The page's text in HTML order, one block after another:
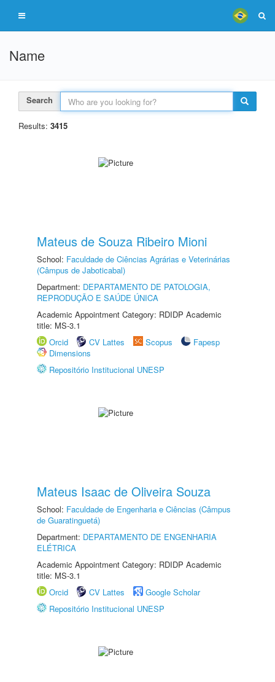
Name
Search
Results: 3415
Mateus de Souza Ribeiro Mioni
School: Faculdade de Ciências Agrárias e Veterinárias
(Câmpus de Jaboticabal)
Department: DEPARTAMENTO DE PATOLOGIA,
REPRODUÇÃO E SAÚDE ÚNICA
Academic Appointment Category: RDIDP Academic
title: MS-3.1
Orcid
CV Lattes Scopus
Fapesp
Dimensions
Repositório Institucional UNESP
Mateus Isaac de Oliveira Souza
School: Faculdade de Engenharia e Ciências (Câmpus
de Guaratinguetá)
Department: DEPARTAMENTO DE ENGENHARIA
ELÉTRICA
Academic Appointment Category: RDIDP Academic
title: MS-3.1
Orcid
CV Lattes
Google Scholar
Repositório Institucional UNESP